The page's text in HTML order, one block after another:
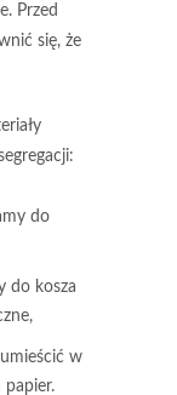
Przed
się, że
do
do kosza
,
w
papier.